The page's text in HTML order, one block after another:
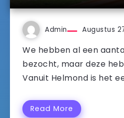
Admin Augustus
We hebben al een
bezocht, maar deze
Vanuit Helmond is het
Read More